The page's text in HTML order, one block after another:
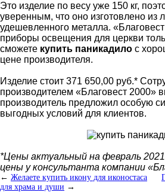
Это изделие по весу уже 150 кг,
уверенным, что оно изготовлено из
удешевленного металла.
приборы освещения для церкви
сможете купить паникадило с
цене производителя.
Изделие стоит 371 650,00 руб.*
производителем «Благовест 2000»
производитель предложил особую
выгодных условий для клиентов.
*Цены актуальный на февраль
цены у консультанта компании
← Желаете купить икону для иконостаса
для храма и души →